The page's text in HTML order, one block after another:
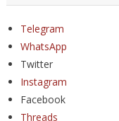
Telegram
WhatsApp
Twitter
Instagram
Facebook
Threads